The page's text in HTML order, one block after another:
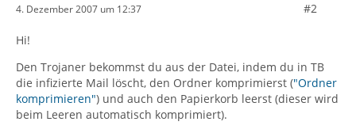
4. Dezember 2007 um 12:37 #2
Hi!
Den Trojaner bekommst du aus der Datei, indem du in TB
die infizierte Mail löscht, den Ordner komprimierst ("Ordner
komprimieren") und auch den Papierkorb leerst (dieser wird
beim Leeren automatisch komprimiert).